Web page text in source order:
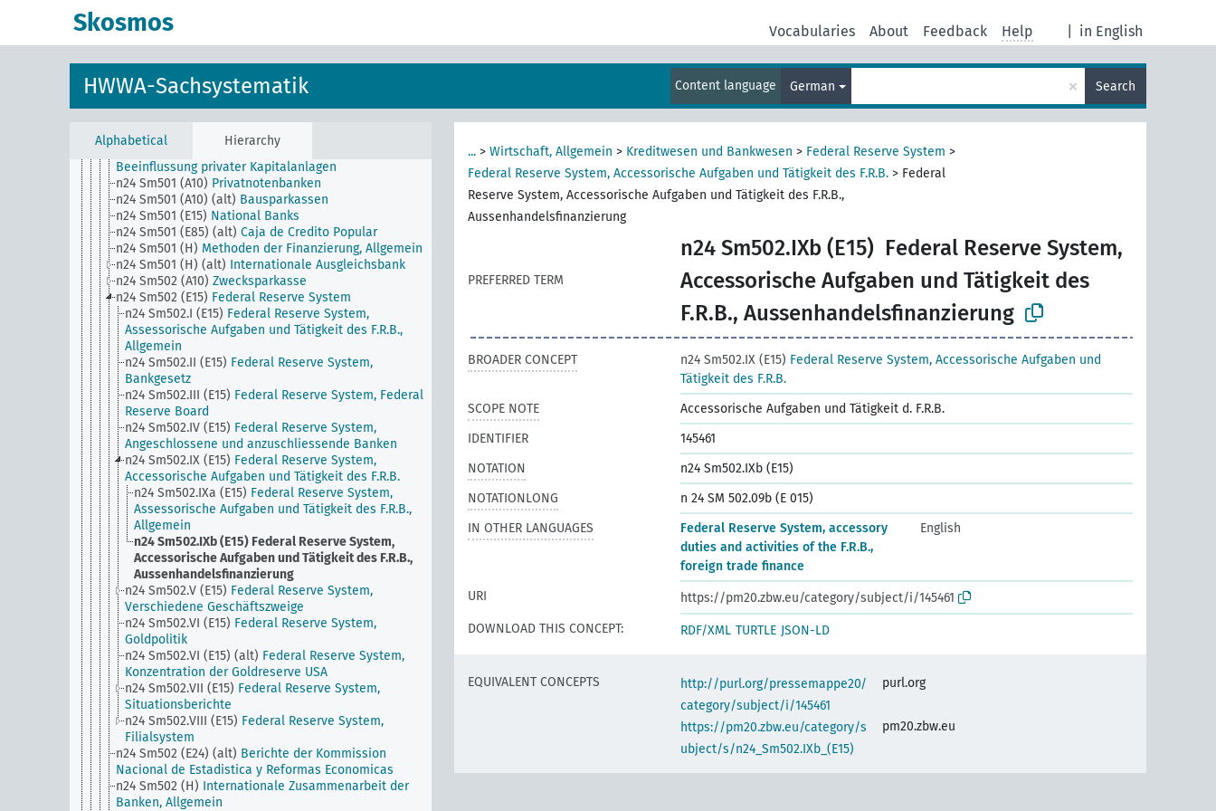
Skosmos in English
Vocabularies About Feedback Help
HWWA-Sachsystematik Content language German × Search
Alphabetical Hierarchy
Obligationenaufwertung
n24 Sm47 Mündelsicherheit, Anlegung von Mündelgeld
Schiffsbeleihungswesen
lautenden Schuldverschreibungen auf Inlandwährung
Wertpapierhandel (ausser Börsenhandel),
Beeinflussung privater Kapitalanlagen
n24 Sm501 (A10) Privatnotenbanken
n24 Sm501 (A10) (alt) Bausparkassen
n24 Sm501 (E15) National Banks
n24 Sm501 (E85) (alt) Caja de Credito Popular
n24 Sm501 (H) Methoden der Finanzierung, Allgemein
n24 Sm501 (H) (alt) Internationale Ausgleichsbank
n24 Sm502 (A10) Zwecksparkasse
n24 Sm502 (E15) Federal Reserve System
n24 Sm502.I (E15) Federal Reserve System,
Assessorische Aufgaben und Tätigkeit des F.R.B.,
Allgemein
n24 Sm502.II (E15) Federal Reserve System,
Bankgesetz
n24 Sm502.III (E15) Federal Reserve System, Federal
Reserve Board
n24 Sm502.IV (E15) Federal Reserve System,
Angeschlossene und anzuschliessende Banken
n24 Sm502.IX (E15) Federal Reserve System,
Accessorische Aufgaben und Tätigkeit des F.R.B.
n24 Sm502.IXa (E15) Federal Reserve System,
Assessorische Aufgaben und Tätigkeit des F.R.B.,
Allgemein
n24 Sm502.IXb (E15) Federal Reserve System,
Accessorische Aufgaben und Tätigkeit des F.R.B.,
Aussenhandelsfinanzierung
n24 Sm502.V (E15) Federal Reserve System,
Verschiedene Geschäftszweige
n24 Sm502.VI (E15) Federal Reserve System,
Goldpolitik
n24 Sm502.VI (E15) (alt) Federal Reserve System,
Konzentration der Goldreserve USA
n24 Sm502.VII (E15) Federal Reserve System,
Situationsberichte
n24 Sm502.VIII (E15) Federal Reserve System,
Filialsystem
n24 Sm502 (E24) (alt) Berichte der Kommission
Nacional de Estadistica y Reformas Economicas
n24 Sm502 (H) Internationale Zusammenarbeit der
Banken, Allgemein
... > Wirtschaft, Allgemein > Kreditwesen und Bankwesen > Federal Reserve System >
Federal Reserve System, Accessorische Aufgaben und Tätigkeit des F.R.B. > Federal
Reserve System, Accessorische Aufgaben und Tätigkeit des F.R.B.,
Aussenhandelsfinanzierung
PREFERRED TERM
n24 Sm502.IXb (E15) Federal Reserve System,
Accessorische Aufgaben und Tätigkeit des
F.R.B., Aussenhandelsfinanzierung
BROADER CONCEPT n24 Sm502.IX (E15) Federal Reserve System, Accessorische Aufgaben und
Tätigkeit des F.R.B.
SCOPE NOTE
Accessorische Aufgaben und Tätigkeit d. F.R.B.
IDENTIFIER
145461
NOTATION
n24 Sm502.IXb (E15)
NOTATIONLONG
n 24 SM 502.09b (E 015)
IN OTHER LANGUAGES
Federal Reserve System, accessory
duties and activities of the F.R.B.,
foreign trade finance
English
URI
https://pm20.zbw.eu/category/subject/i/145461
DOWNLOAD THIS CONCEPT:
RDF/XML TURTLE JSON-LD
EQUIVALENT CONCEPTS
http://purl.org/pressemappe20/
category/subject/i/145461
purl.org
https://pm20.zbw.eu/category/s
ubject/s/n24_Sm502.IXb_(E15)
pm20.zbw.eu